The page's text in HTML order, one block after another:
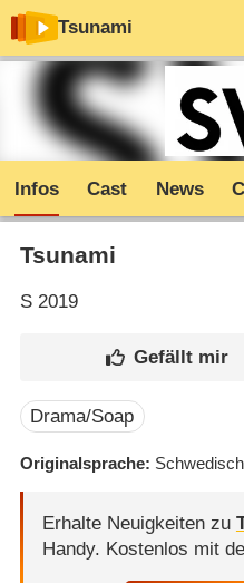
Tsunami
Infos Cast News
Tsunami
S2019
Drama/Soap
Originalsprache Schwedisch
Erhalte Neuigkeiten zu
Handy. Kostenlos mit